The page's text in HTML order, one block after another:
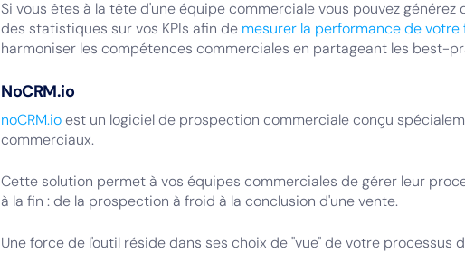
Si vous êtes à la tête d'une équipe commerciale vous pouvez
des statistiques sur vos KPIs afin de mesurer la performance de
harmoniser les compétences commerciales en partageant les best-
NoCRM.io
noCRM.ioest un logiciel de prospection commerciale conçu
commerciaux.
Cette solution permet à vos équipes commerciales de gérer leur
à la fin : de la prospection à froid à la conclusion d'une vente.
Une force de l'outil réside dans ses choix de "vue" de votre processus